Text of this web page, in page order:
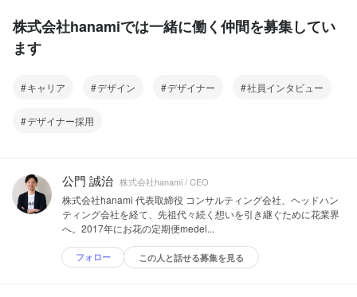
株式会社hanamiでは一緒に働く仲間を募集してい
ます
キャリア デザイン デザイナー 社員インタビュー
デザイナー採用
公門 誠治 株式会社hanami / CEO
株式会社hanami 代表取締役 コンサルティング会社、ヘッドハン
ティング会社を経て、先祖代々続く想いを引き継ぐために花業界
へ。2017年にお花の定期便medel...
フォロー この人と話せる募集を見る